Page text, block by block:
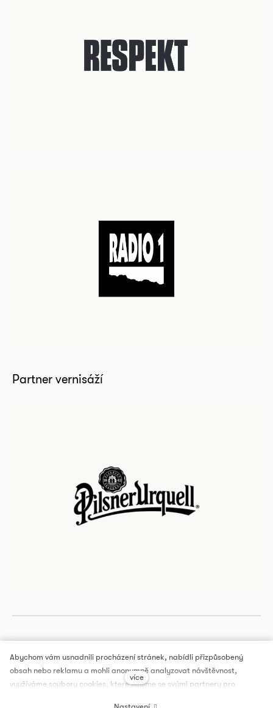
Partner vernisáží
DOX PRAGUE, a.s.
Abychom vám usnadnili procházení stránek, nabídli přizpůsobený
obsah nebo reklamu a mohli anonymně analyzovat návštěvnost,
využíváme soubory cookies, které sdílíme se svými partnery pro
více